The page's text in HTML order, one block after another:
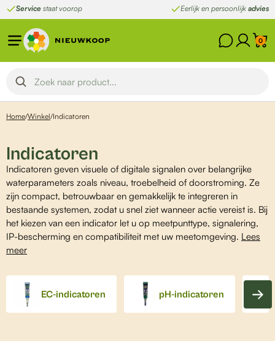
Ga
naar
de
inhoud
Service staat voorop Eerlijk en persoonlijk advies
0
Home/Winkel/Indicatoren
Indicatoren
Indicatoren geven visuele of digitale signalen over belangrijke
waterparameters zoals niveau, troebelheid of doorstroming. Ze
zijn compact, betrouwbaar en gemakkelijk te integreren in
bestaande systemen, zodat u snel ziet wanneer actie vereist is. Bij
het kiezen van een indicator let u op meetpunttype, signalering,
IP-bescherming en compatibiliteit met uw meetomgeving. Lees
meer
EC-indicatoren pH-indicatoren